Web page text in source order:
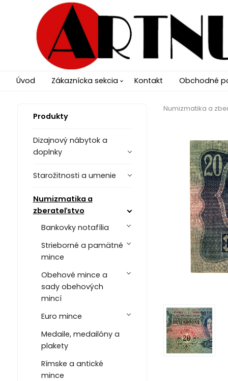
Úvod Zákaznícka sekcia Kontakt Obchodné
Produkty
Dizajnový nábytok a
doplnky
Starožitnosti a umenie
Numizmatika a
zberateľstvo
Bankovky notafília
Strieborné a pamätné
mince
Obehové mince a
sady obehových
mincí
Euro mince
Medaile, medailóny a
plakety
Rímske a antické
mince
Numizmatika a